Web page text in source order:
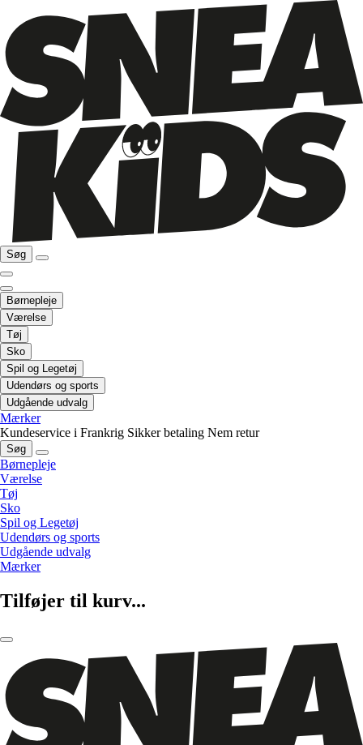
Søg
Børnepleje
Værelse
Tøj
Sko
Spil og Legetøj
Udendørs og sports
Udgående udvalg
Mærker
Kundeservice i Frankrig Sikker betaling Nem retur
Søg
Børnepleje
Værelse
Tøj
Sko
Spil og Legetøj
Udendørs og sports
Udgående udvalg
Mærker
Tilføjer til kurv...